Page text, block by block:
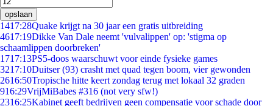
opslaan
1417:28Quake krijgt na 30 jaar een gratis uitbreiding
4617:19Dikke Van Dale neemt 'vulvalippen' op: 'stigma op
schaamlippen doorbreken'
1717:13PS5-doos waarschuwt voor einde fysieke games
3217:10Duitser (93) crasht met quad tegen boom, vier gewonden
2616:50Tropische hitte keert zondag terug met lokaal 32 graden
916:29VrijMiBabes #316 (not very sfw!)
2316:25Kabinet geeft bedrijven geen compensatie voor schade door